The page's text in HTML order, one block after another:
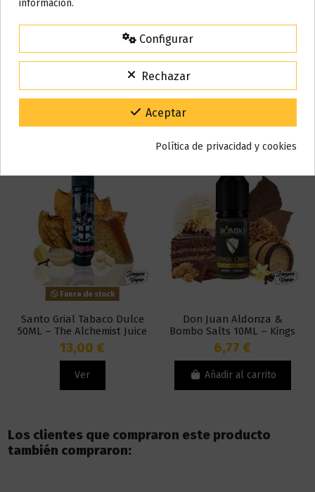
Reseñas (0)
También puede que te guste
Fuera de stock
Santo Grial Tabaco Dulce
50ML – The Alchemist Juice
13,00 €
Ver
Don Juan Aldonza &
Bombo Salts 10ML – Kings
Crest
6,77 €
Añadir al carrito
Los clientes que compraron este producto
también compraron:
15% de descuento
Código:VACACIONES15
Gracias por tu paciencia y por seguir confiando en nosotros.
información.
Configurar
Rechazar
Aceptar
Política de privacidad y cookies